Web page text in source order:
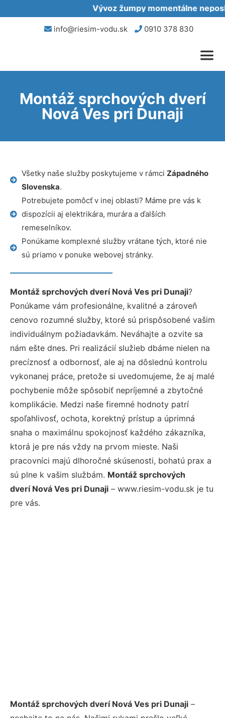
Vývoz žumpy momentálne
info@riesim-vodu.sk 0910 378 830
Montáž sprchových dverí
Nová Ves pri Dunaji
Všetky naše služby poskytujeme v rámci Západného
Slovenska.
Potrebujete pomôcť v inej oblasti? Máme pre vás k
dispozícii aj elektrikára, murára a ďalších
remeselníkov.
Ponúkame komplexné služby vrátane tých, ktoré nie
sú priamo v ponuke webovej stránky.
Montáž sprchových dverí Nová Ves pri Dunaji?
Ponúkame vám profesionálne, kvalitné a zároveň
cenovo rozumné služby, ktoré sú prispôsobené vašim
individuálnym požiadavkám. Neváhajte a ozvite sa
nám ešte dnes. Pri realizácií služieb dbáme nielen na
precíznosť a odbornosť, ale aj na dôslednú kontrolu
vykonanej práce, pretože si uvedomujeme, že aj malé
pochybenie môže spôsobiť nepríjemné a zbytočné
komplikácie. Medzi naše firemné hodnoty patrí
spoľahlivosť, ochota, korektný prístup a úprimná
snaha o maximálnu spokojnosť každého zákazníka,
ktorá je pre nás vždy na prvom mieste. Naši
pracovníci majú dlhoročné skúsenosti, bohatú prax a
sú plne k vašim službám. Montáž sprchových
dverí Nová Ves pri Dunaji – www.riesim-vodu.sk je tu
pre vás.
Montáž sprchových dverí Nová Ves pri Dunaji –